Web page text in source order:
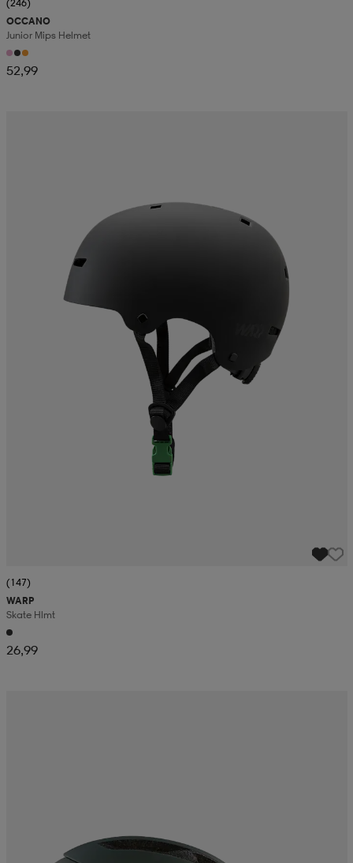
(246)
OCCANO
Junior Mips Helmet
52,99
(147)
WARP
Skate Hlmt
26,99